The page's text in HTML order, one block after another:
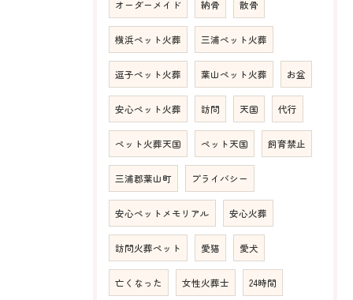
オーダーメイド 納骨 散骨
横浜ペット火葬 三浦ペット火葬
逗子ペット火葬 葉山ペット火葬 お盆
安心ペット火葬 訪問 天国 代行
ペット火葬天国 ペット天国 飼育禁止
三浦郡葉山町 プライバシー
安心ペットメモリアル 安心火葬
訪問火葬ペット 愛猫 愛犬
亡くなった 女性火葬士 24時間